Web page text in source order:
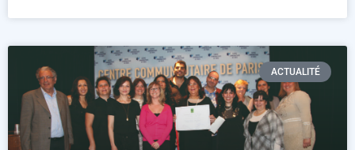
ACTUALITÉ